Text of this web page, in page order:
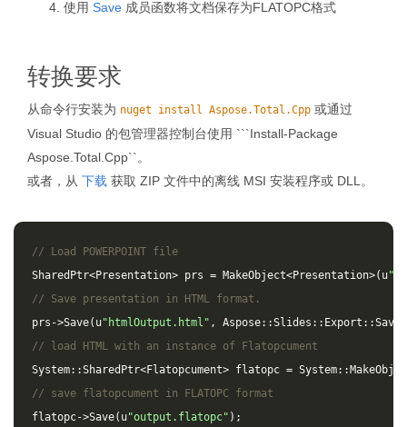
使用 Save 成员函数将文档保存为FLATOPC格式
转换要求
从命令行安装为 nuget install Aspose.Total.Cpp 或通过
Visual Studio 的包管理器控制台使用 ```Install-Package
Aspose.Total.Cpp``。
或者，从 下载 获取 ZIP 文件中的离线 MSI 安装程序或 DLL。
// Load POWERPOINT file
SharedPtr<Presentation> prs = MakeObject<Presentation>( u
// Save presentation in HTML format.
prs ->Save( u"htmlOutput.html" , Aspose::Slides :: Export ::
// load HTML with an instance of Flatopcument
System::SharedPtr<Flatopcument> flatopc = System::
// save flatopcument in FLATOPC format
flatopc->Save( u"output.flatopc" );